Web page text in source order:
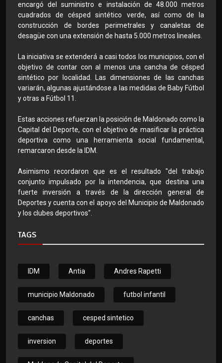
encargó del suministro e instalación de 48.000 metros
cuadrados de césped sintético verde, así como de la
construcción de bordes perimetrales y canaletas de
desagüe con una extensión de hasta 5.000 metros lineales.
La iniciativa se extenderá a casi todos los municipios, con el
objetivo de contar con al menos una cancha de césped
sintético por localidad. Las dimensiones de las canchas
variarán, algunas ajustándose a las medidas de Baby Fútbol
y otras a Fútbol 11.
Estas acciones refuerzan la posición de Maldonado como la
Capital del Deporte, con el objetivo de masificar la práctica
deportiva como una herramienta social fundamental,
remarcaron desde la IDM.
Asimismo recordaron que es el resultado "del trabajo
conjunto impulsado por la intendencia, que destina una
fuerte inversión a través de la dirección general de
Deportes y cuenta con el apoyo del Municipio de Maldonado
y los clubes deportivos".
TAGS
IDM Antia Andres Rapetti
municipio Maldonado futbol infantil
canchas cesped sintetico
inversion deportes